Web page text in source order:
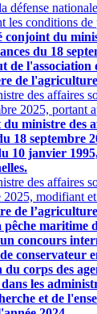
défense
les conditions de
conjoint du
du 18
de l'association
de
des affaires
2025, portant
ministre des
18 septembre
10 janvier
des affaires
2025, modifiant
de
maritime
concours
conservateur
corps des
les
et de